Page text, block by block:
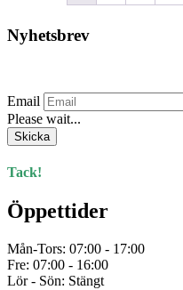
Nyhetsbrev
Email
Please wait...
Skicka
Tack!
Öppettider
Mån-Tors: 07:00 - 17:00
Fre: 07:00 - 16:00
Lör - Sön: Stängt